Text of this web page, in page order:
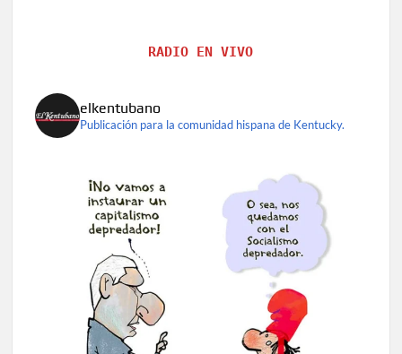
RADIO EN VIVO
elkentubano
Publicación para la comunidad hispana de Kentucky.